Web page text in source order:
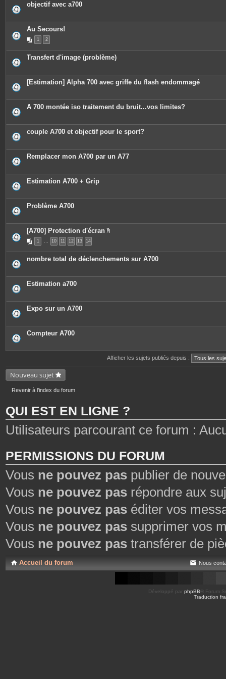
objectif avec a700
Au Secours!
1 2
Transfert d'image (problème)
[Estimation] Alpha 700 avec griffe du flash endommagé
A 700 montée iso traitement du bruit...vos limites?
couple A700 et objectif pour le sport?
Remplacer mon A700 par un A77
Estimation A700 + Grip
Problème A700
[A700] Protection d'écran
c
e
o
e
1 … 10 11 12 13 14
nombre total de déclenchements sur A700
Estimation a700
Expo sur un A700
Compteur A700
Afficher les sujets publiés depuis :
Nouveau sujet
Revenir à l’index du forum
QUI EST EN LIGNE ?
Utilisateurs parcourant ce forum :
PERMISSIONS DU FORUM
Vous ne pouvez pas publier de
Vous ne pouvez pas répondre aux
Vous ne pouvez pas éditer vos
Vous ne pouvez pas supprimer vos
Vous ne pouvez pas transférer de
Accueil du forum Nous
Développé par phpBB ® Forum
Traduction